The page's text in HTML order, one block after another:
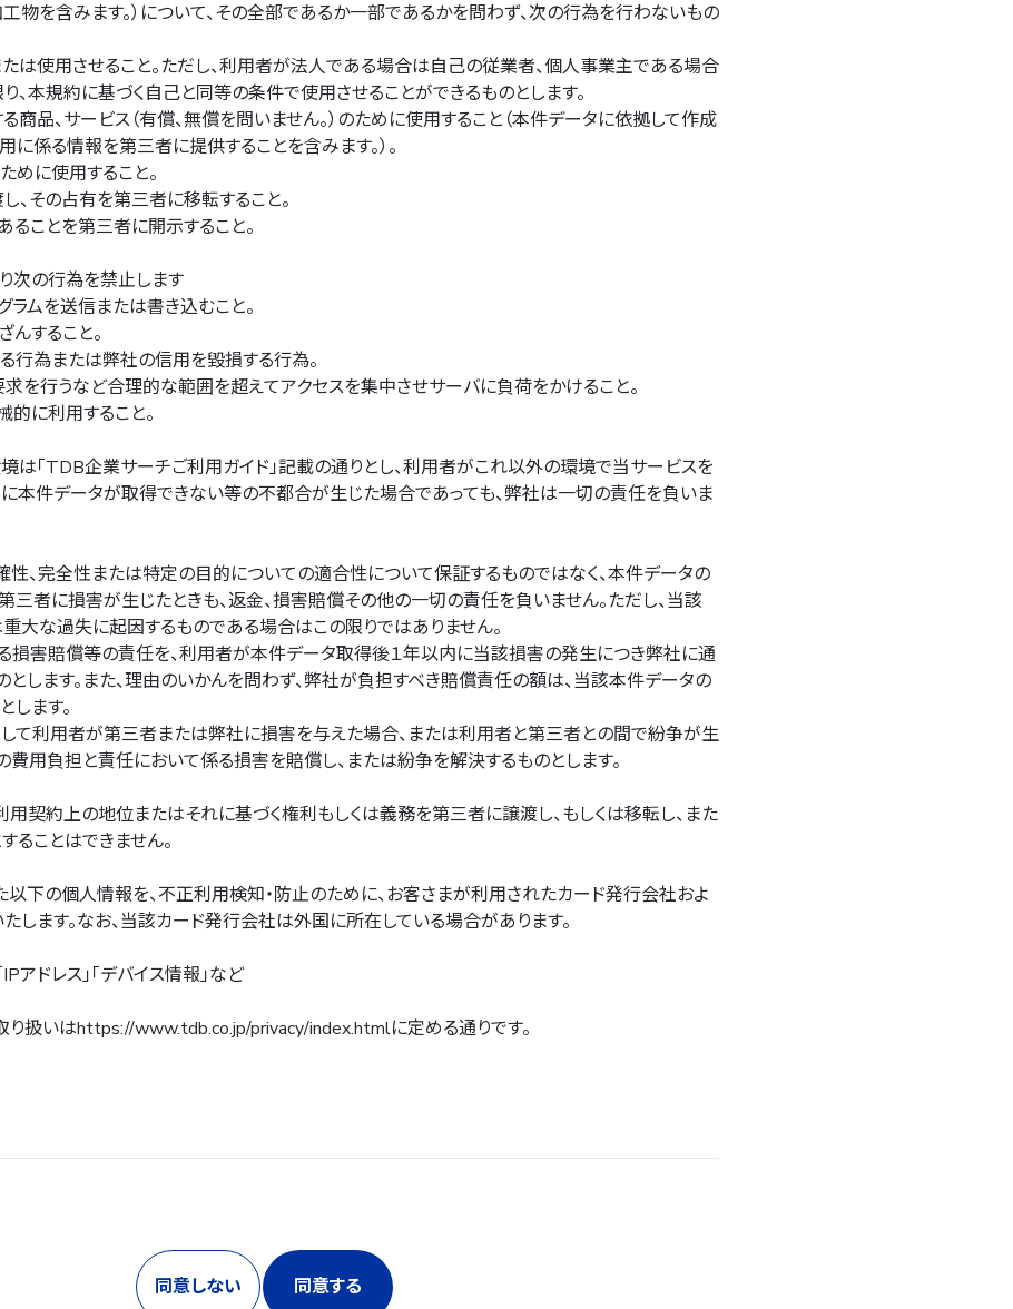
物を含みます。）について、その全部であるか一部であるかを問わず、次の行為を行わないもの
たは使用させること。ただし、利用者が法人である場合は自己の従業者、個人事業主である場合
、本規約に基づく自己と同等の条件で使用させることができるものとします。
品、サービス（有償、無償を問いません。）のために使用すること（本件データに依拠して作成
係る情報を第三者に提供することを含みます。）。
めに使用すること。
その占有を第三者に移転すること。
ことを第三者に開示すること。
次の行為を禁止します
ムを送信または書き込むこと。
すること。
行為または弊社の信用を毀損する行為。
を行うなど合理的な範囲を超えてアクセスを集中させサーバに負荷をかけること。
に利用すること。
は「TDB企業サーチご利用ガイド」記載の通りとし、利用者がこれ以外の環境で当サービスを
に本件データが取得できない等の不都合が生じた場合であっても、弊社は一切の責任を負いま
性、完全性または特定の目的についての適合性について保証するものではなく、本件データの
者に損害が生じたときも、返金、損害賠償その他の一切の責任を負いません。ただし、当該
大な過失に起因するものである場合はこの限りではありません。
損害賠償等の責任を、利用者が本件データ取得後１年以内に当該損害の発生につき弊社に通
します。また、理由のいかんを問わず、弊社が負担すべき賠償責任の額は、当該本件データの
ます。
て利用者が第三者または弊社に損害を与えた場合、または利用者と第三者との間で紛争が生
費用負担と責任において係る損害を賠償し、または紛争を解決するものとします。
契約上の地位またはそれに基づく権利もしくは義務を第三者に譲渡し、もしくは移転し、また
ことはできません。
以下の個人情報を、不正利用検知・防止のために、お客さまが利用されたカード発行会社およ
します。なお、当該カード発行会社は外国に所在している場合があります。
IPアドレス」「デバイス情報」など
り扱いはhttps://www.tdb.co.jp/privacy/index.htmlに定める通りです。
同意しない 同意する